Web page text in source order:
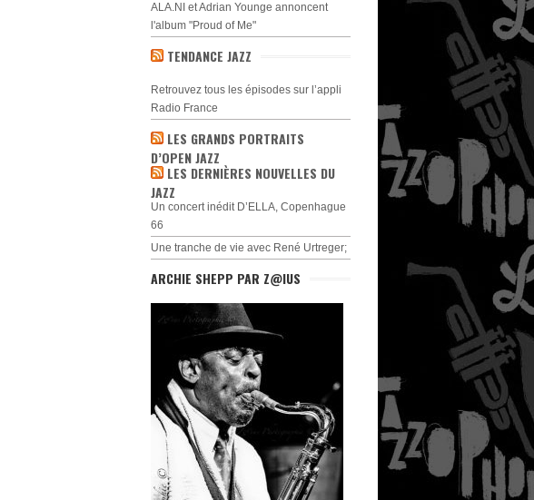
ALA.NI et Adrian Younge annoncent
l'album "Proud of Me"
TENDANCE JAZZ
Retrouvez tous les épisodes sur l’appli
Radio France
LES GRANDS PORTRAITS
D’OPEN JAZZ
LES DERNIÈRES NOUVELLES DU
JAZZ
Un concert inédit D’ELLA, Copenhague
66
Une tranche de vie avec René Urtreger;
ARCHIE SHEPP PAR Z@IUS